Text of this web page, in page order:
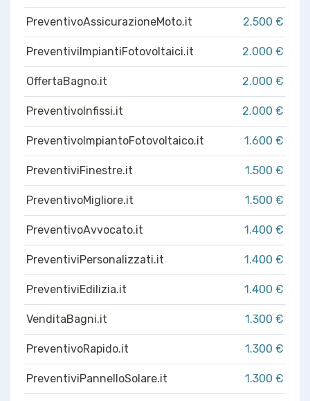
PreventivoAssicurazioneMoto.it 2.500 €
PreventiviImpiantiFotovoltaici.it 2.000 €
OffertaBagno.it 2.000 €
PreventivoInfissi.it 2.000 €
PreventivoImpiantoFotovoltaico.it 1.600 €
PreventiviFinestre.it 1.500 €
PreventivoMigliore.it 1.500 €
PreventivoAvvocato.it 1.400 €
PreventiviPersonalizzati.it 1.400 €
PreventiviEdilizia.it 1.400 €
VenditaBagni.it 1.300 €
PreventivoRapido.it 1.300 €
PreventiviPannelloSolare.it 1.300 €